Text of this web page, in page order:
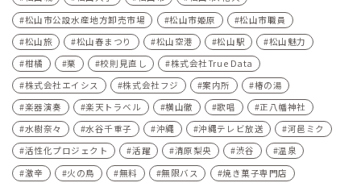
松山市公設水産地方卸売市場
松山市姫原
松山市職員
松山旅
松山春まつり 松山空港 松山駅
松山魅力
柑橘
栗 校則見直し
株式会社True Data
株式会社エイシス
株式会社フジ 案内所
椿の湯
楽器演奏
楽天トラベル 横山徹 歌唱
正八幡神社
水樹奈々
水谷千重子 沖縄 沖縄テレビ放送
河⾢ミク
活性化プロジェクト
活躍 清原梨央 渋谷
温泉
激辛
火の鳥 無料 無限バス
焼き菓子専門店